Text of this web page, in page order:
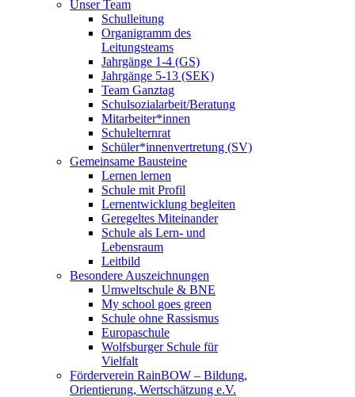
Unser Team
Schulleitung
Organigramm des
Leitungsteams
Jahrgänge 1-4 (GS)
Jahrgänge 5-13 (SEK)
Team Ganztag
Schulsozialarbeit/Beratung
Mitarbeiter*innen
Schulelternrat
Schüler*innenvertretung (SV)
Gemeinsame Bausteine
Lernen lernen
Schule mit Profil
Lernentwicklung begleiten
Geregeltes Miteinander
Schule als Lern- und
Lebensraum
Leitbild
Besondere Auszeichnungen
Umweltschule & BNE
My school goes green
Schule ohne Rassismus
Europaschule
Wolfsburger Schule für
Vielfalt
Förderverein RainBOW – Bildung,
Orientierung, Wertschätzung e.V.